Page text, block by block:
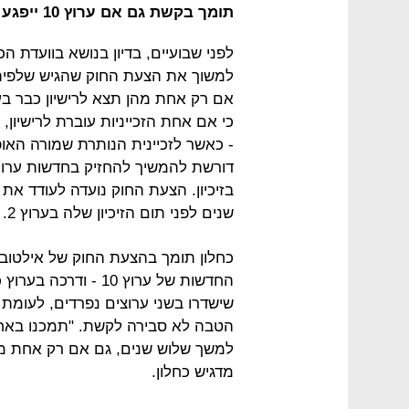
תומך בקשת גם אם ערוץ 10 ייפגע
לפני שבועיים, בדיון בנושא
אם רק אחת מהן תצא לרישיון כבר
כי אם אחת הזכייניות עוברת
- כאשר לזכיינית הנותרת שמורה
בזיכיון. הצעת החוק נועדה לעודד
שנים לפני תום הזיכיון שלה בערוץ 2.
כחלון תומך בהצעת החוק של
הטבה לא סבירה לקשת. "תמכנו
למשך שלוש שנים, גם אם רק אחת
מדגיש כחלון.